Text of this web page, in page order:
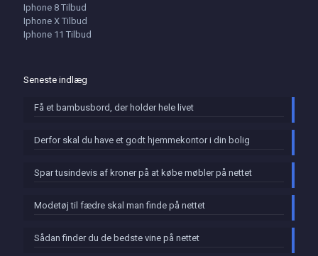
Iphone 8 Tilbud
Iphone X Tilbud
Iphone 11 Tilbud
Seneste indlæg
Få et bambusbord, der holder hele livet
Derfor skal du have et godt hjemmekontor i din bolig
Spar tusindevis af kroner på at købe møbler på nettet
Modetøj til fædre skal man finde på nettet
Sådan finder du de bedste vine på nettet